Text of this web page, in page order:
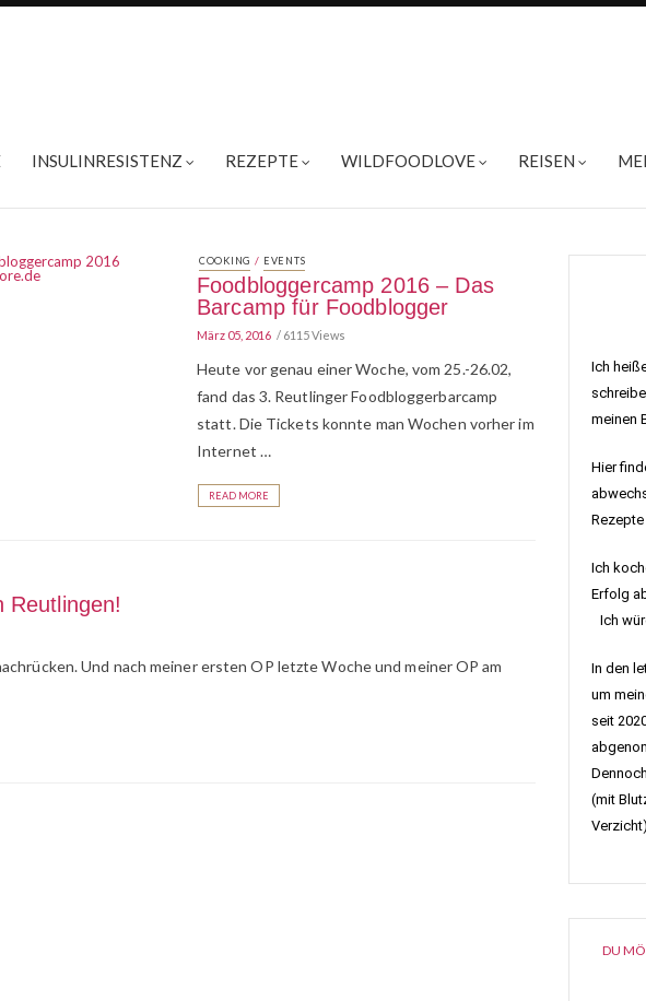
INSULINRESISTENZ REZEPTE WILDFOODLOVE REISEN
COOKING / EVENTS
Foodbloggercamp 2016 – Das
Barcamp für Foodblogger
März 05, 2016 6115 Views
Heute vor genau einer Woche, vom 25.-26.02,
fand das 3. Reutlinger Foodbloggerbarcamp
statt. Die Tickets konnte man Wochen vorher im
Internet …
READ MORE
Reutlingen!
Und nach meiner ersten OP letzte Woche und meiner OP am
Ich
meinen
Hier
Ich
Erfolg
Ich
In den
um
seit
(mit
DU